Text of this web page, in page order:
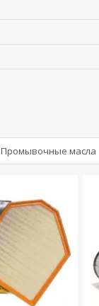
Промывочные масла